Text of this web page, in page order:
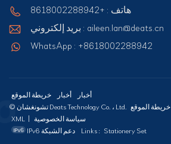
هاتف : +8618002288942
بريد إلكتروني : aileen.lan@deats.cn
WhatsApp : +8618002288942
خريطة الموقع أخبار
أخبار
XML
سياسة الخصوصية
IPv6 دعم الشبكة
Links : Stationery Set